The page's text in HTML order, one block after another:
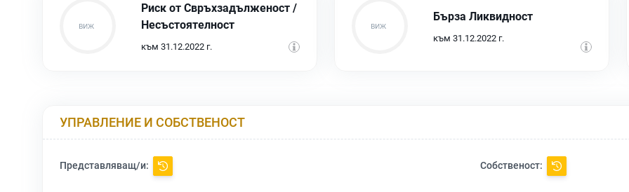
Риск от Свръхзадълженост /
Несъстоятелност
към 31.12.2022 г.
Бърза Ликвидност
към 31.12.2022 г.
УПРАВЛЕНИЕ И СОБСТВЕНОСТ
Представляващ/и: Собственост: